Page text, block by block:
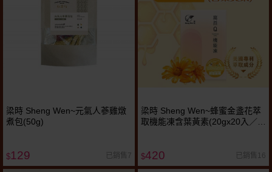
梁時 Sheng Wen~元氣人蔘雞燉
煮包(50g)
$129 已銷售7
梁時 Sheng Wen~蜂蜜金盞花萃
取機能凍含葉黃素(20gx20入／
$420 已銷售16